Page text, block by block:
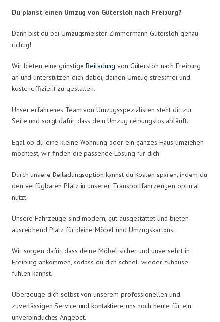
Du planst einen Umzug von Gütersloh nach Freiburg?
Dann bist du bei Umzugsmeister Zimmermann Gütersloh genau
richtig!
Wir bieten eine günstige Beiladung von Gütersloh nach Freiburg
an und unterstützen dich dabei, deinen Umzug stressfrei und
kosteneffizient zu gestalten.
Unser erfahrenes Team von Umzugsspezialisten steht dir zur
Seite und sorgt dafür, dass dein Umzug reibungslos abläuft.
Egal ob du eine kleine Wohnung oder ein ganzes Haus umziehen
möchtest, wir finden die passende Lösung für dich.
Durch unsere Beiladungsoption kannst du Kosten sparen, indem du
den verfügbaren Platz in unseren Transportfahrzeugen optimal
nutzt.
Unsere Fahrzeuge sind modern, gut ausgestattet und bieten
ausreichend Platz für deine Möbel und Umzugskartons.
Wir sorgen dafür, dass deine Möbel sicher und unversehrt in
Freiburg ankommen, sodass du dich schnell wieder zuhause
fühlen kannst.
Überzeuge dich selbst von unserem professionellen und
zuverlässigen Service und kontaktiere uns noch heute für ein
unverbindliches Angebot.